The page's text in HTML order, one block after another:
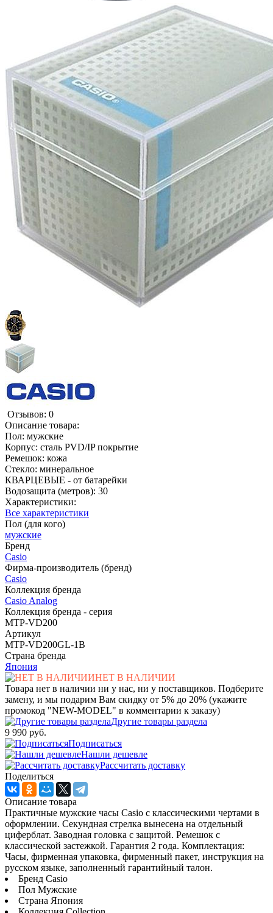
Отзывов: 0
Описание товара:
Пол: мужские
Корпус: сталь PVD/IP покрытие
Ремешок: кожа
Стекло: минеральное
КВАРЦЕВЫЕ - от батарейки
Водозащита (метров): 30
Характеристики:
Все характеристики
Пол (для кого)
мужские
Бренд
Casio
Фирма-производитель (бренд)
Casio
Коллекция бренда
Casio Analog
Коллекция бренда - серия
MTP-VD200
Артикул
MTP-VD200GL-1B
Страна бренда
Япония
НЕТ В НАЛИЧИИ
Товара нет в наличии ни у нас, ни у поставщиков. Подберите
замену, и мы подарим Вам скидку от 5% до 20% (укажите
промокод "NEW-MODEL" в комментарии к заказу)
Другие товары раздела
9 990 руб.
Подписаться
Нашли дешевле
Рассчитать доставку
Поделиться
Описание товара
Практичные мужские часы Casio с классическими чертами в
оформлении. Секундная стрелка вынесена на отдельный
циферблат. Заводная головка с защитой. Ремешок с
классической застежкой. Гарантия 2 года. Комплектация:
Часы, фирменная упаковка, фирменный пакет, инструкция на
русском языке, заполненный гарантийный талон.
Бренд Casio
Пол Мужские
Страна Япония